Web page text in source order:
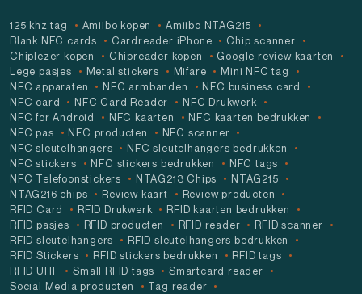
125 khz tag Amiibo kopen
Amiibo NTAG215
Blank NFC cards
Cardreader iPhone
Chip scanner
Chiplezer kopen
Chipreader kopen
Google review kaarten
Lege pasjes
Metal stickers Mifare
Mini NFC tag
NFC apparaten
NFC armbanden
NFC business card
NFC card
NFC Card Reader
NFC Drukwerk
NFC for Android
NFC kaarten
NFC kaarten bedrukken
NFC pas
NFC producten
NFC scanner
NFC sleutelhangers
NFC sleutelhangers bedrukken
NFC stickers
NFC stickers bedrukken
NFC tags
NFC Telefoonstickers
NTAG213 Chips
NTAG215
NTAG216 chips
Review kaart
Review producten
RFID Card
RFID Drukwerk
RFID kaarten bedrukken
RFID pasjes
RFID producten RFID reader
RFID scanner
RFID sleutelhangers
RFID sleutelhangers bedrukken
RFID Stickers
RFID stickers bedrukken
RFID tags
RFID UHF
Small RFID tags
Smartcard reader
Social Media producten
Tag reader